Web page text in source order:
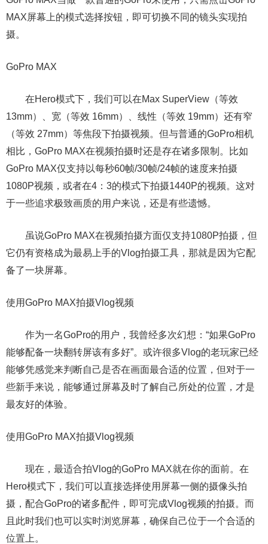
MAX屏幕上的模式选择按钮，即可切换不同的镜头实现拍
摄。
GoPro MAX
在Hero模式下，我们可以在Max SuperView（等效
13mm）、宽（等效 16mm）、线性（等效 19mm）还有窄
（等效 27mm）等焦段下拍摄视频。但与普通的GoPro相机
相比，GoPro MAX在视频拍摄时还是存在诸多限制。比如
GoPro MAX仅支持以每秒60帧/30帧/24帧的速度来拍摄
1080P视频，或者在4：3的模式下拍摄1440P的视频。这对
于一些追求极致画质的用户来说，还是有些遗憾。
虽说GoPro MAX在视频拍摄方面仅支持1080P拍摄，但
它仍有资格成为最易上手的Vlog拍摄工具，那就是因为它配
备了一块屏幕。
使用GoPro MAX拍摄Vlog视频
作为一名GoPro的用户，我曾经多次幻想：“如果GoPro
能够配备一块翻转屏该有多好”。或许很多Vlog的老玩家已经
能够凭感觉来判断自己是否在画面最合适的位置，但对于一
些新手来说，能够通过屏幕及时了解自己所处的位置，才是
最友好的体验。
使用GoPro MAX拍摄Vlog视频
现在，最适合拍Vlog的GoPro MAX就在你的面前。在
Hero模式下，我们可以直接选择使用屏幕一侧的摄像头拍
摄，配合GoPro的诸多配件，即可完成Vlog视频的拍摄。而
且此时我们也可以实时浏览屏幕，确保自己位于一个合适的
位置上。